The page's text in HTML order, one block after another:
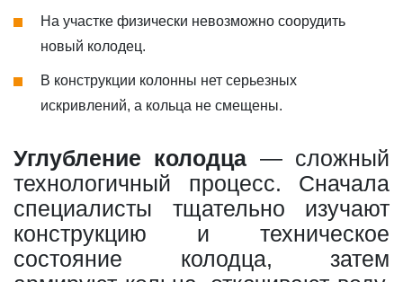
На участке физически невозможно соорудить
новый колодец.
В конструкции колонны нет серьезных
искривлений, а кольца не смещены.
Углубление колодца — сложный
технологичный процесс. Сначала
специалисты тщательно изучают
конструкцию и техническое
состояние колодца, затем